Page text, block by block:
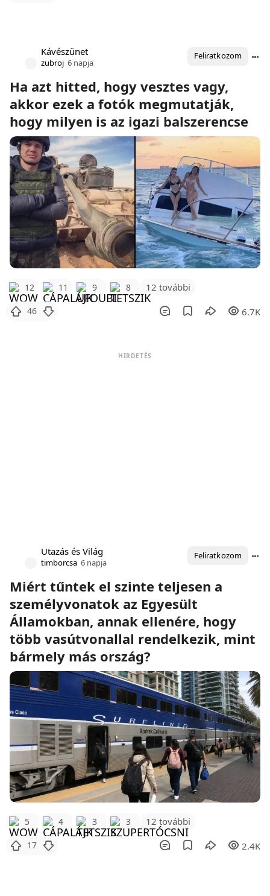
Kávészünet
zubroj 6 napja
Feliratkozom
Ha azt hitted, hogy vesztes vagy,
akkor ezek a fotók megmutatják,
hogy milyen is az igazi balszerencse
12 11 9 8 12 további
46 6.7K
HIRDETÉS
Utazás és Világ
timborcsa 6 napja
Feliratkozom
Miért tűntek el szinte teljesen a
személyvonatok az Egyesült
Államokban, annak ellenére, hogy
több vasútvonallal rendelkezik, mint
bármely más ország?
5 4 3 3 12 további
17 2.4K